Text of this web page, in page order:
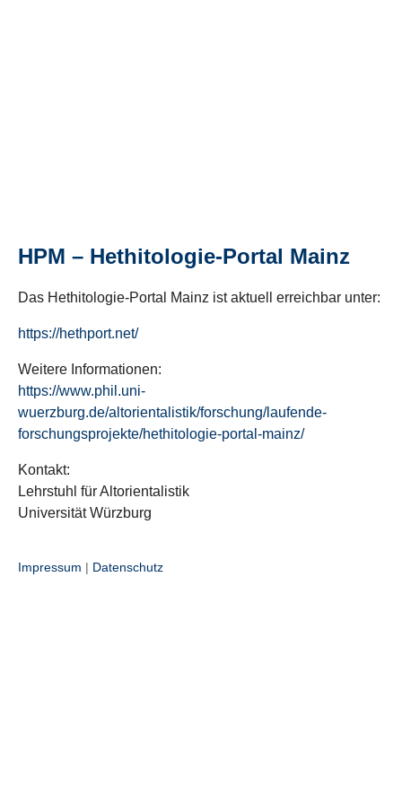
HPM – Hethitologie-Portal Mainz
Das Hethitologie-Portal Mainz ist aktuell erreichbar unter:
https://hethport.net/
Weitere Informationen:
https://www.phil.uni-
wuerzburg.de/altorientalistik/forschung/laufende-
forschungsprojekte/hethitologie-portal-mainz/
Kontakt:
Lehrstuhl für Altorientalistik
Universität Würzburg
Impressum | Datenschutz